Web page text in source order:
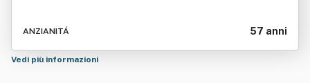
ANZIANITÁ 57 anni
Vedi più informazioni